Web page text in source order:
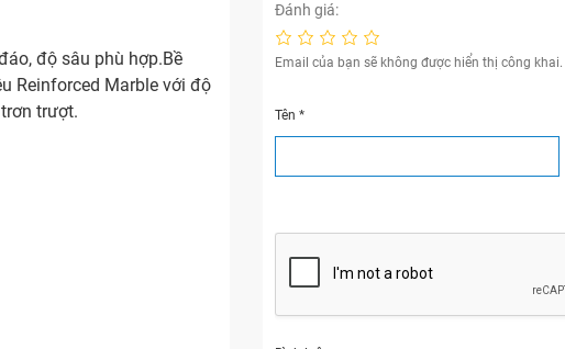
độ sâu phù hợp.Bề
Reinforced Marble với độ
trượt.
Đánh giá:
Email của bạn sẽ không được hiển thị công khai.
Tên*